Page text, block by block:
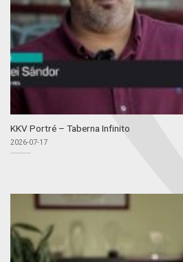
KKV Portré – Taberna Infinito
2026-07-17